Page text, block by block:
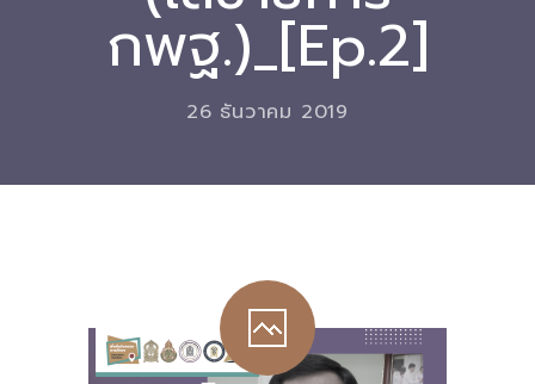
---- พ.ร.ฎ. ขยายเวลาใช้บังคับ พ.ร.บ.พื้นที่นวัตกรรมการ
ศึกษา พ.ศ. 252 พ.ศ. 2569
---- รายงานการประเมินผลสัมฤทธิ์ พ.ร.บ.พื้นที่นวัตกรรม
-- รายงานคณะผู้ประเมินอิสระ
---- รอบประเมิน (พ.ศ. 2562-2564)
กพฐ.)_[Ep.2]
26 ธันวาคม 2019